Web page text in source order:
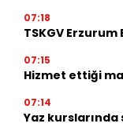
07:18
TSKGV
07:15
Hizmet ettiği
07:14
Yaz kurslarında